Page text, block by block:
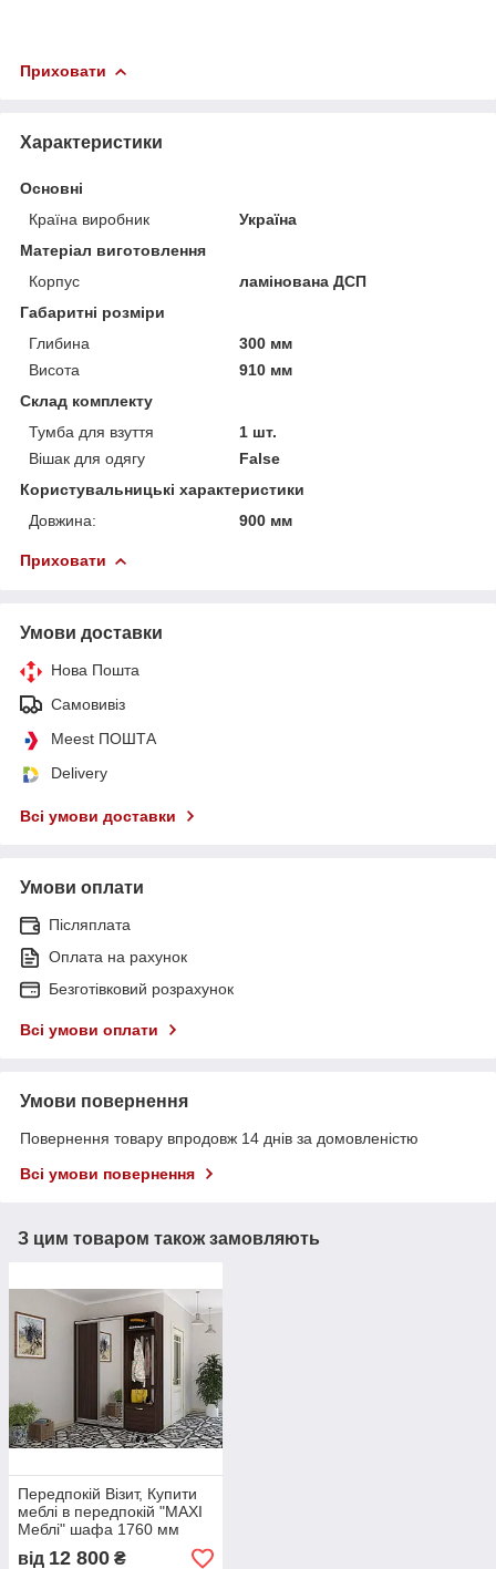
Приховати
Характеристики
Основні
Країна виробник
Україна
Матеріал виготовлення
Корпус
ламінована ДСП
Габаритні розміри
Глибина
300 мм
Висота
910 мм
Склад комплекту
Тумба для взуття
1 шт.
Вішак для одягу
False
Користувальницькі характеристики
Довжина:
900 мм
Приховати
Умови доставки
Нова Пошта
Самовивіз
Meest ПОШТА
Delivery
Всі умови доставки
Умови оплати
Післяплата
Оплата на рахунок
Безготівковий розрахунок
Всі умови оплати
Умови повернення
Повернення товару впродовж 14 днів за домовленістю
Всі умови повернення
З цим товаром також замовляють
Передпокій Візит, Купити
меблі в передпокій "MAXI
Меблі" шафа 1760 мм
від 12 800 ₴